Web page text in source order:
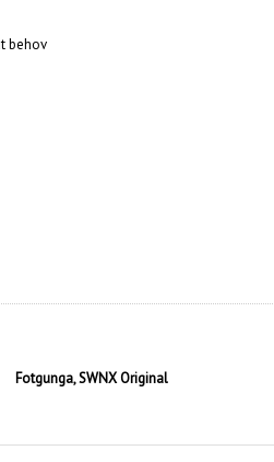
behov
Fotgunga, SWNX Original